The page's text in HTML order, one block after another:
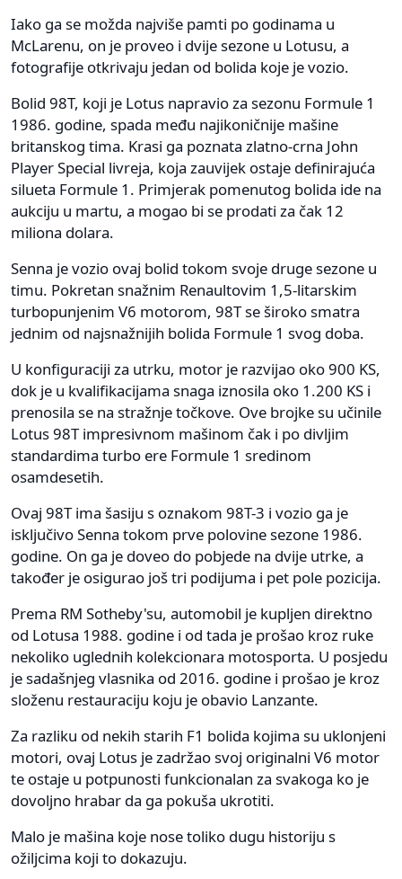
Iako ga se možda najviše pamti po godinama u
McLarenu, on je proveo i dvije sezone u Lotusu, a
fotografije otkrivaju jedan od bolida koje je vozio.
Bolid 98T, koji je Lotus napravio za sezonu Formule 1
1986. godine, spada među najikoničnije mašine
britanskog tima. Krasi ga poznata zlatno-crna John
Player Special livreja, koja zauvijek ostaje definirajuća
silueta Formule 1. Primjerak pomenutog bolida ide na
aukciju u martu, a mogao bi se prodati za čak 12
miliona dolara.
Senna je vozio ovaj bolid tokom svoje druge sezone u
timu. Pokretan snažnim Renaultovim 1,5-litarskim
turbopunjenim V6 motorom, 98T se široko smatra
jednim od najsnažnijih bolida Formule 1 svog doba.
U konfiguraciji za utrku, motor je razvijao oko 900 KS,
dok je u kvalifikacijama snaga iznosila oko 1.200 KS i
prenosila se na stražnje točkove. Ove brojke su učinile
Lotus 98T impresivnom mašinom čak i po divljim
standardima turbo ere Formule 1 sredinom
osamdesetih.
Ovaj 98T ima šasiju s oznakom 98T-3 i vozio ga je
isključivo Senna tokom prve polovine sezone 1986.
godine. On ga je doveo do pobjede na dvije utrke, a
također je osigurao još tri podijuma i pet pole pozicija.
Prema RM Sotheby'su, automobil je kupljen direktno
od Lotusa 1988. godine i od tada je prošao kroz ruke
nekoliko uglednih kolekcionara motosporta. U posjedu
je sadašnjeg vlasnika od 2016. godine i prošao je kroz
složenu restauraciju koju je obavio Lanzante.
Za razliku od nekih starih F1 bolida kojima su uklonjeni
motori, ovaj Lotus je zadržao svoj originalni V6 motor
te ostaje u potpunosti funkcionalan za svakoga ko je
dovoljno hrabar da ga pokuša ukrotiti.
Malo je mašina koje nose toliko dugu historiju s
ožiljcima koji to dokazuju.